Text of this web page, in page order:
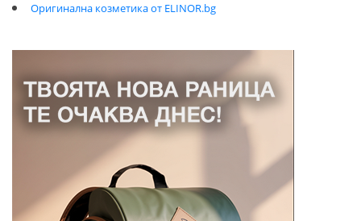
Оригинална козметика от ELINOR.bg